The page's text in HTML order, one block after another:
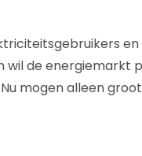
de energiemarkt
mogen alleen